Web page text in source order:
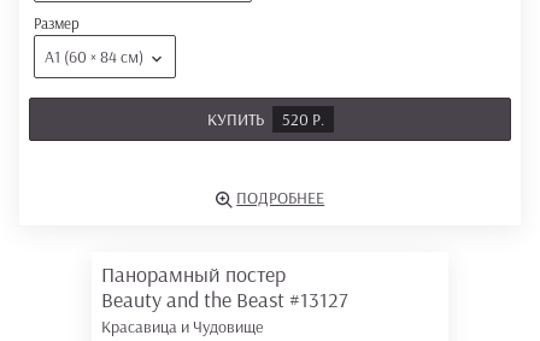
Размер
А1 (60 × 84 см)
КУПИТЬ 520 Р.
ПОДРОБНЕЕ
Панорамный постер
Beauty and the Beast #13127
Красавица и Чудовище